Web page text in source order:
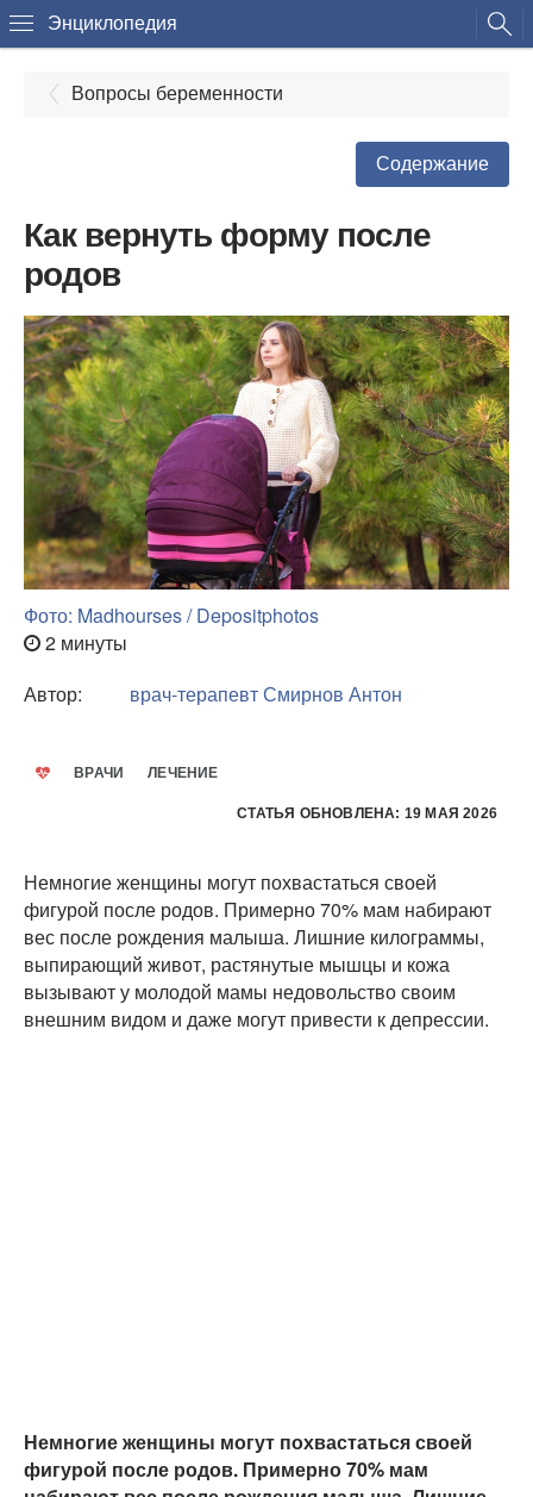
Энциклопедия
Вопросы беременности
Содержание
Как вернуть форму после
родов
Фото: Madhourses / Depositphotos
2 минуты
Автор:
врач-терапевтСмирнов Антон
ВРАЧИ ЛЕЧЕНИЕ
СТАТЬЯ ОБНОВЛЕНА: 19 МАЯ 2026
Немногие женщины могут похвастаться своей
фигурой после родов. Примерно 70% мам набирают
вес после рождения малыша. Лишние килограммы,
выпирающий живот, растянутые мышцы и кожа
вызывают у молодой мамы недовольство своим
внешним видом и даже могут привести к депрессии.
Немногие женщины могут похвастаться своей
фигурой после родов. Примерно 70% мам